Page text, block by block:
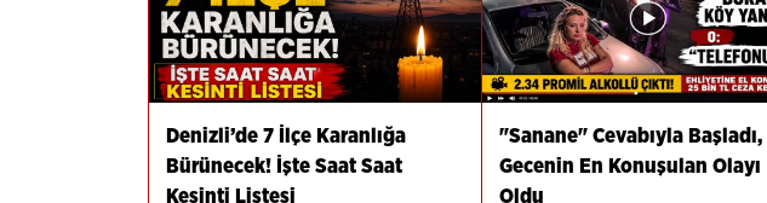
Denizli’de 7 İlçe Karanlığa
Bürünecek! İşte Saat Saat
Kesinti Listesi
"Sanane" Cevabıyla Başladı,
Gecenin En Konuşulan Olayı
Oldu